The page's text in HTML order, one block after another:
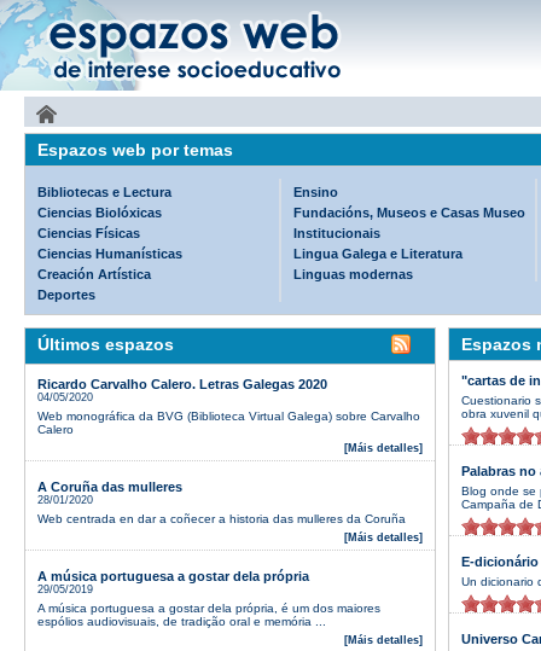
Espazos web por temas
Bibliotecas e Lectura
Ciencias Biolóxicas
Ciencias Físicas
Ciencias Humanísticas
Creación Artística
Deportes
Ensino
Fundacións, Museos e Casas Museo
Institucionais
Lingua Galega e Literatura
Linguas modernas
Últimos espazos
Ricardo Carvalho Calero. Letras Galegas 2020
04/05/2020
Web monográfica da BVG (Biblioteca Virtual Galega) sobre Carvalho
Calero
[Máis detalles]
A Coruña das mulleres
28/01/2020
Web centrada en dar a coñecer a historia das mulleres da Coruña
[Máis detalles]
A música portuguesa a gostar dela própria
29/05/2019
A música portuguesa a gostar dela própria, é um dos maiores
espólios audiovisuais, de tradição oral e memória ...
[Máis detalles]
Espazos
"cartas de
Cuestionario
obra xuvenil
Palabras no
Blog onde se
Campaña de
E-
Un dicionario
Universo